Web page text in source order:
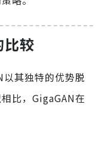
较
以其独特的优势脱
比，GigaGAN在